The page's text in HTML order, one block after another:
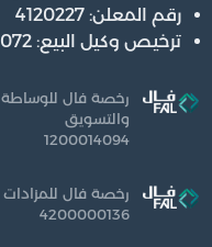
رقم المعلن: 4120227
ترخيص وكيل البيع: 44020072
رخصة فال للوساطة
والتسويق
1200014094
رخصة فال للمزادات
4200000136